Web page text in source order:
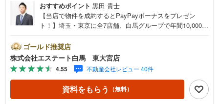
おすすめポイント 黒田 貴士
【当店で物件を成約するとPayPayボーナスをプレゼン
ト！】埼玉・東京に全7店舗、白馬グループで年間10,000人
築・リフォーム・資金計画のプロが、より良いご提案をい
たします。～人気のリモート見学・リモート相談サービス
～・小さいお子様や家事で外出できない、天気が悪く外出
したくない時・LINEやZOOMなど無料のアプリですぐにご
利用いただけます・リモート見学はスタッフがご興味ある
物件の現地から映像をお届けします・写真では伝わりにく
ゴールド推奨店
株式会社エステート白馬 東大宮店
4.55 不動産会社レビュー 40件
資料をもらう （無料）